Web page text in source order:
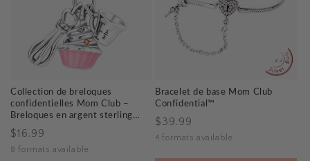
Collection de breloques
confidentielles Mom Club –
Breloques en argent sterling
925 pour femmes audacieuses
et belles
Prix
habituel
$16.99
8 formats available
Bracelet de base Mom Club
Confidential™
Prix
habituel
$39.99
4 formats available